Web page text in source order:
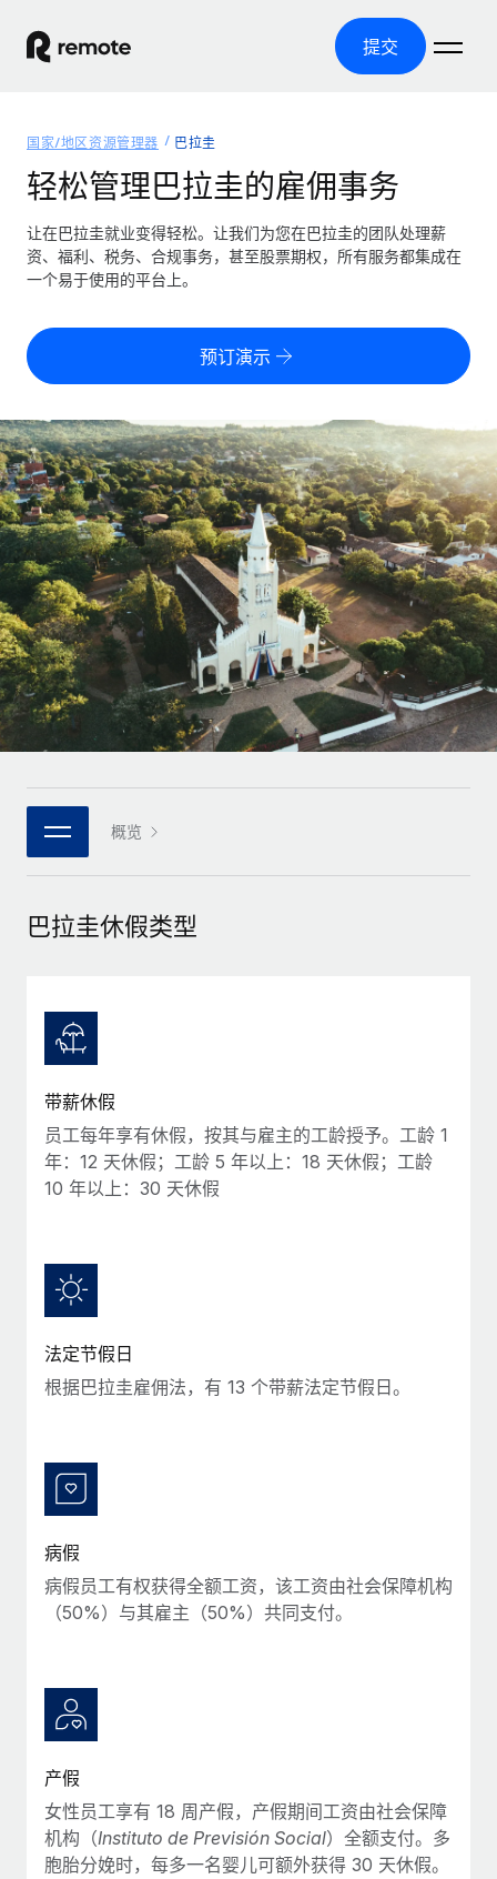
提交
产品
全球招聘
全球薪资管理
轻松运行合规薪资
零实体成本实现全球扩张
全球合规聘用合同工
合同工管理
全球合同工入职与管理
PEO
外包复杂雇佣任务
基础设施
Remote Embedded
将人力资源无缝融入工作流程
团队的内置核心人力资源功能
连接 新的
使用我们的 MCP 将任何人工智能工具与 Remote 平台相连
借助核心业务工具简化流程
咨询专家
获得全球人力资源与合规方面的专家帮助
背景调查
简化候选人筛选流程
合规守望台
设备管理
在全球范围内配置和跟踪 IT 设备
实体设立
福利
覆盖全球
美国各州浏览器
Remote 无惧对比
了解我们的竞争优势
成长阶段
初创企业
为成长型企业量身打造的全球敏捷型人力资源与薪资解决方案
中型市场
通过定制化人力资源解决方案扩展团队
企业
与我们携手合作
战略技术合作伙伴
集成与人工智能自动化咨询
资源
工具与计算器
误分类风险计算工具
员工成本计算器
计算任何国家的员工总成本
合同工薪酬结算计算器
探索全球合同工的结算货币选项与结算速度
通过 REMOTE 学习
研究与指引
案例研究
人力资源术语表
核对表和模板
职位描述库
网络研讨会
活动
薪金与人才洞察
洞察中心
获得支持
查看全部资源
Why owned entities are key to maintaining
EOR compliance
to the demands of today’s labor market, the...
What a Workday global payroll implementation
actually looks like
Most teams hear "payroll implementation" and picture a
six-month project with a dedicated team....
了解更多
定价
中文（简体）
English
Nederlands
Français
Deutsch
Español
Italiano
Português (Portugal)
日本語
한국어
登录
国家/地区资源管理器 巴拉圭
轻松管理巴拉圭的雇佣事务
让在巴拉圭就业变得轻松。让我们为您在巴拉圭的团队处理薪
资、福利、税务、合规事务，甚至股票期权，所有服务都集成在
一个易于使用的平台上。
预订演示
概览
巴拉圭休假类型
带薪休假
员工每年享有休假，按其与雇主的工龄授予。工龄 1
年：12 天休假；工龄 5 年以上：18 天休假；工龄
10 年以上：30 天休假
法定节假日
根据巴拉圭雇佣法，有 13 个带薪法定节假日。
病假
病假员工有权获得全额工资，该工资由社会保障机构
（50%）与其雇主（50%）共同支付。
产假
女性员工享有 18 周产假，产假期间工资由社会保障
机构（Instituto de Previsión Social）全额支付。多
胞胎分娩时，每多一名婴儿可额外获得 30 天休假。